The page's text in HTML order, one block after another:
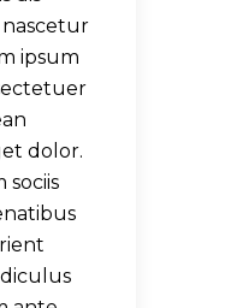
ipsum
dolor.
sociis